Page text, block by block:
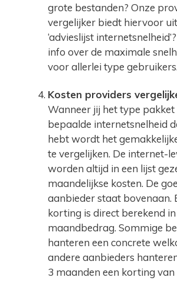
grote bestanden? Onze
vergelijker biedt hiervoor
‘advieslijst
info over de maximale
voor allerlei type gebruikers.
Kosten providers
Wanneer jij het type pakket
bepaalde internetsnelheid
hebt wordt het
te vergelijken. De internet-
worden altijd in een lijst
maandelijkse kosten. De
aanbieder staat bovenaan.
korting is direct berekend
maandbedrag. Sommige
hanteren een concrete
andere aanbieders
3 maanden een korting van